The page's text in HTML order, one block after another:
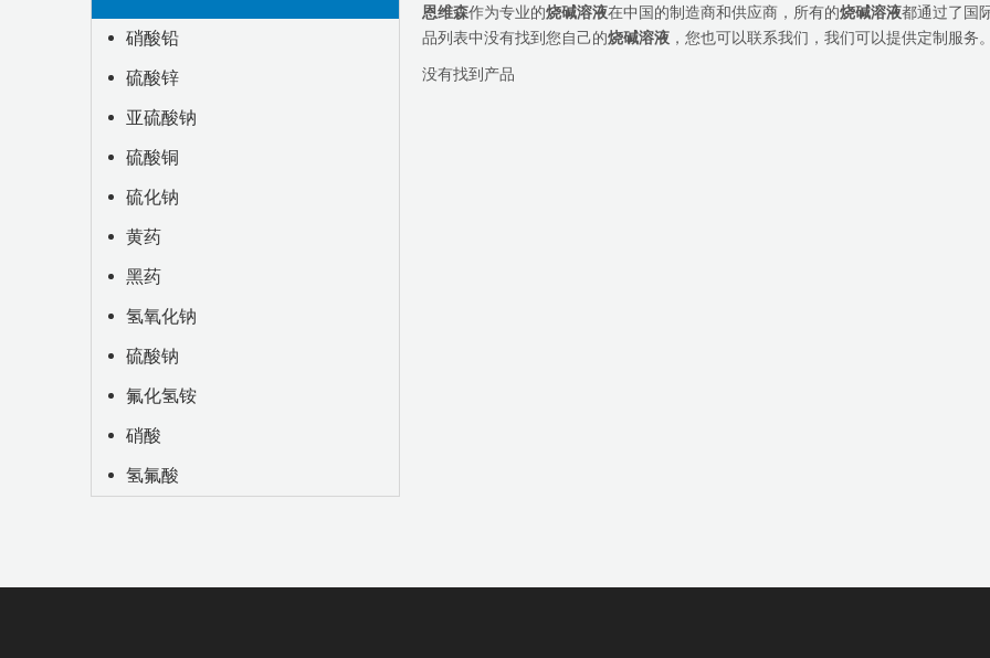
硝酸铅
硫酸锌
亚硫酸钠
硫酸铜
硫化钠
黄药
黑药
氢氧化钠
硫酸钠
氟化氢铵
硝酸
氢氟酸
恩维森作为专业的烧碱溶液在中国的制造商和供应商，所有的烧碱溶液都通过了国
品列表中没有找到您自己的烧碱溶液 ，您也可以联系我们，我们可以提供定制服务。
没有找到产品